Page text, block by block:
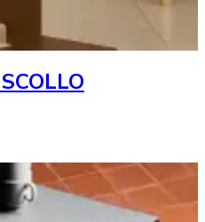
SCOLLO